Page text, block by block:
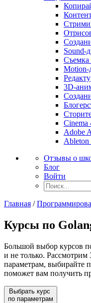
Sound-
Съемка
Motion-
3D-
Cinema
Adobe
Отзывы о
Блог
Войти
Главная /
Курсы по
Большой выбор курсов
и не только.
параметрам, выбирайте
поможет вам получить
Выбрать курс
по параметрам